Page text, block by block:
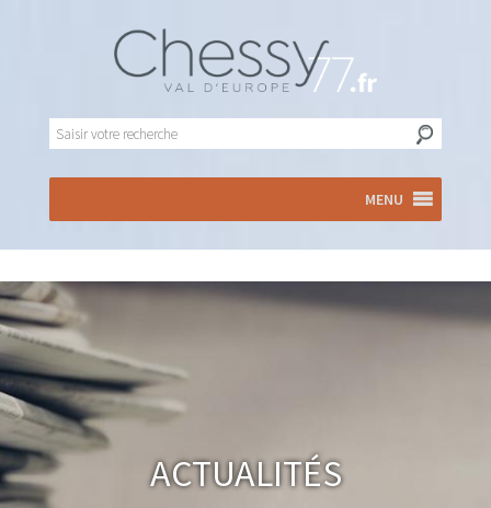
MENU
Actualités